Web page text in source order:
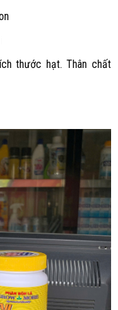
thước hạt. Thân chất